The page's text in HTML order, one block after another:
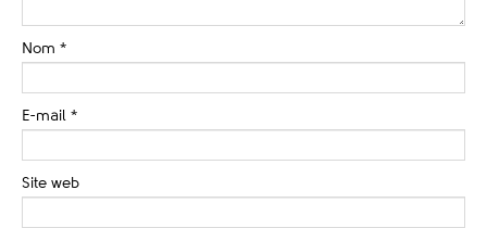
Nom *
E-mail *
Site web